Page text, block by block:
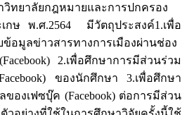
วิทยาลัยกฎหมายและการปกครอง
กษ พ.ศ.2564 มีวัตถุประสงค์1.เพื่อ
อมูลข่าวสารทางการเมืองผ่านช่อง
2.เพื่อศึกษาการมีส่วนร่วม
ของนักศึกษา 3.เพื่อศึกษา
องเฟซบุ๊ค (Facebook) ต่อการมีส่วน